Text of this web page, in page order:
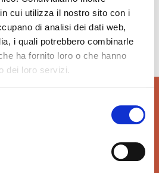
cui utilizza il nostro sito con i
di analisi dei dati web,
i quali potrebbero combinarle
ha fornito loro o che hanno
dei loro servizi.
info@rubinetteria.com
8.30 - 12.00 / 13.30 - 18.00
SICUREZZA
Affidiamo il tuo denaro e la